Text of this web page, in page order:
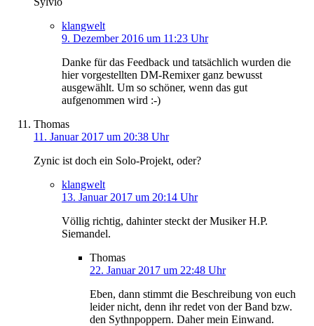
klangwelt
9. Dezember 2016 um 11:23 Uhr
Danke für das Feedback und tatsächlich wurden die
hier vorgestellten DM-Remixer ganz bewusst
ausgewählt. Um so schöner, wenn das gut
aufgenommen wird :-)
Thomas
11. Januar 2017 um 20:38 Uhr
Zynic ist doch ein Solo-Projekt, oder?
klangwelt
13. Januar 2017 um 20:14 Uhr
Völlig richtig, dahinter steckt der Musiker H.P.
Siemandel.
Thomas
22. Januar 2017 um 22:48 Uhr
Eben, dann stimmt die Beschreibung von euch
leider nicht, denn ihr redet von der Band bzw.
den Sythnpoppern. Daher mein Einwand.